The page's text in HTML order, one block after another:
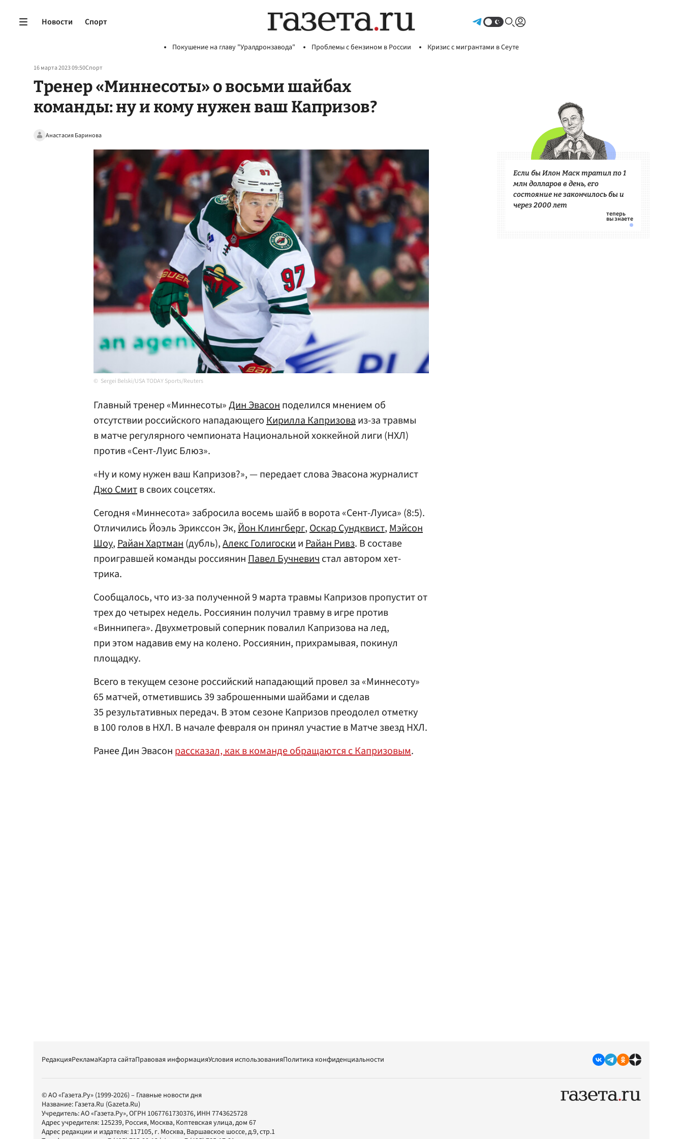
Новости Спорт
Покушение на главу "Уралдронзавода" Проблемы с бензином в России Кризис с мигрантами в Сеуте
16 марта 2023 09:50Спорт
Тренер «Миннесоты» о восьми шайбах
команды: ну и кому нужен ваш Капризов?
Анастасия Баринова
Sergei Belski/USA TODAY Sports/Reuters
Главный тренер «Миннесоты»Дин Эвасонподелился мнением об
отсутствии российского нападающегоКирилла Капризоваиз-за травмы
в матче регулярного чемпионата Национальной хоккейной лиги (НХЛ)
против «Сент-Луис Блюз».
«Ну и кому нужен ваш Капризов?», — передает слова Эвасона журналист
Джо Смитв своих соцсетях.
Сегодня «Миннесота» забросила восемь шайб в ворота «Сент-Луиса» (8:5).
Отличились Йоэль Эрикссон Эк,Йон Клингберг,Оскар Сундквист,Мэйсон
Шоу,Райан Хартман(дубль),Алекс ГолигоскииРайан Ривз. В составе
проигравшей команды россиянинПавел Бучневичстал автором хет-
трика.
Сообщалось, что из-за полученной 9 марта травмы Капризов пропустит от
трех до четырех недель. Россиянин получил травму в игре против
«Виннипега». Двухметровый соперник повалил Капризова на лед,
при этом надавив ему на колено. Россиянин, прихрамывая, покинул
площадку.
Всего в текущем сезоне российский нападающий провел за «Миннесоту»
65 матчей, отметившись 39 заброшенными шайбами и сделав
35 результативных передач. В этом сезоне Капризов преодолел отметку
в 100 голов в НХЛ. В начале февраля он принял участие в Матче звезд НХЛ.
Ранее Дин Эвасон рассказал, как в команде обращаются с Капризовым.
Если бы Илон Маск тратил по 1
млн долларов в день, его
состояние не закончилось бы и
через 2000 лет
РедакцияРекламаКарта сайтаПравовая информацияУсловия использованияПолитика конфиденциальности
© АО «Газета.Ру» (1999-2026) – Главные новости дня
Название: Газета.Ru (Gazeta.Ru)
Учредитель:АО «Газета.Ру», ОГРН 1067761730376, ИНН 7743625728
Адрес учредителя: 125239, Россия, Москва, Коптевская улица, дом 67
Адрес редакции и издателя: 117105, г. Москва, Варшавское шоссе, д.9, стр.1